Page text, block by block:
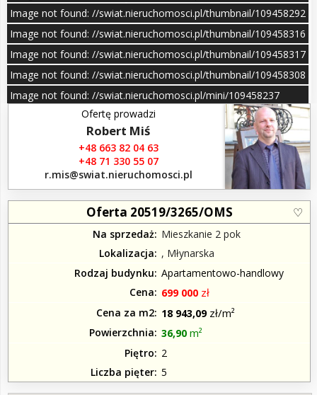
–/15
Image not found: //swiat.nieruchomosci.pl/thumbnail/109458292
Image not found: //swiat.nieruchomosci.pl/thumbnail/109458316
Image not found: //swiat.nieruchomosci.pl/thumbnail/109458317
Image not found: //swiat.nieruchomosci.pl/thumbnail/109458308
Image not found: //swiat.nieruchomosci.pl/mini/109458237
Image not found: //swiat.nieruchomosci.pl/thumbnail/109458296
Image not found: //swiat.nieruchomosci.pl/thumbnail/109458318
Image not found: //swiat.nieruchomosci.pl/thumbnail/109458309
Image not found: //swiat.nieruchomosci.pl/thumbnail/109580971
Ofertę prowadzi
Robert Miś
+48 663 82 04 63
+48 71 330 55 07
r.mis​@swiat.nieruchomosci.pl
Oferta 20519/3265/OMS
Na sprzedaż
Mieszkanie 2 pok
Lokalizacja
, Młynarska
Rodzaj budynku Apartamentowo-handlowy
Cena
699 000 zł
Cena za m2 18 943,09zł/m²
Powierzchnia 36,90 m²
Piętro
2
Liczba pięter 5